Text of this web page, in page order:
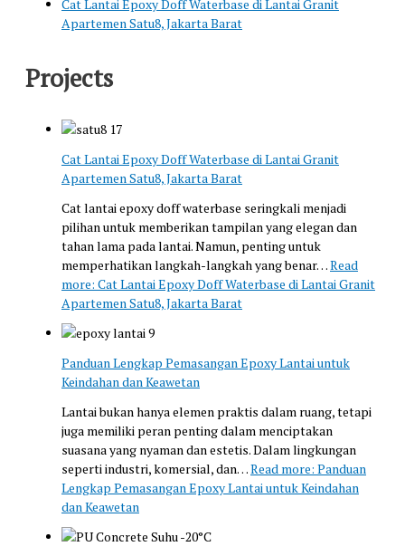
Cat Lantai Epoxy Doff Waterbase di Lantai Granit
Apartemen Satu8, Jakarta Barat
Projects
Cat Lantai Epoxy Doff Waterbase di Lantai Granit
Apartemen Satu8, Jakarta Barat
Cat lantai epoxy doff waterbase seringkali menjadi
pilihan untuk memberikan tampilan yang elegan dan
tahan lama pada lantai. Namun, penting untuk
memperhatikan langkah-langkah yang benar…Read
more: Cat Lantai Epoxy Doff Waterbase di Lantai Granit
Apartemen Satu8, Jakarta Barat
Panduan Lengkap Pemasangan Epoxy Lantai untuk
Keindahan dan Keawetan
Lantai bukan hanya elemen praktis dalam ruang, tetapi
juga memiliki peran penting dalam menciptakan
suasana yang nyaman dan estetis. Dalam lingkungan
seperti industri, komersial, dan…Read more: Panduan
Lengkap Pemasangan Epoxy Lantai untuk Keindahan
dan Keawetan